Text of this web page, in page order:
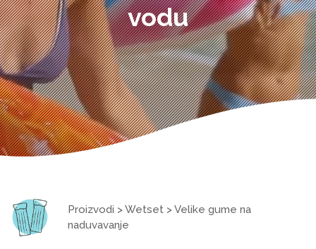
vodu
Proizvodi >Wetset >Velike gume na
naduvavanje